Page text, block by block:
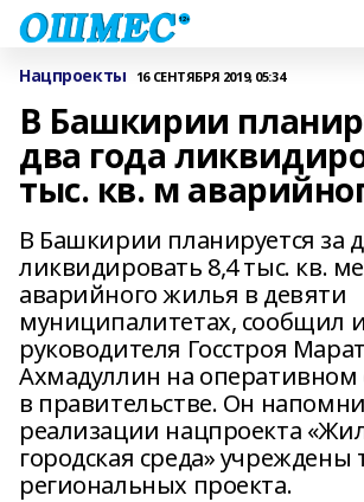
Нацпроекты 16 СЕНТЯБРЯ 2019, 05:34
В Башкирии
два года
тыс. кв. м
В Башкирии планируется за
ликвидировать 8,4 тыс. кв.
аварийного жилья в девяти
муниципалитетах, сообщил
руководителя Госстроя Марат
Ахмадуллин на
в правительстве. Он
реализации нацпроекта
городская среда» учреждены
региональных проекта.